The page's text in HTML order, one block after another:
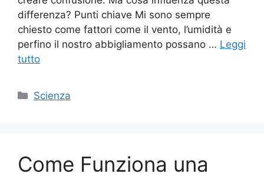
differenza? Punti chiave Mi sono sempre
chiesto come fattori come il vento, l’umidità e
perfino il nostro abbigliamento possano … Leggi
tutto
Categorie
Scienza
Come Funziona una